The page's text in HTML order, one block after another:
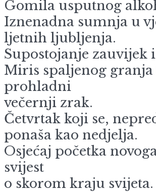
Gomila usputnog
Iznenadna sumnja u
ljetnih ljubljenja.
Supostojanje zauvijek
Miris spaljenog
prohladni
večernji zrak.
Četvrtak koji se,
ponaša kao nedjelja.
Osjećaj početka
svijest
o skorom kraju svijeta.